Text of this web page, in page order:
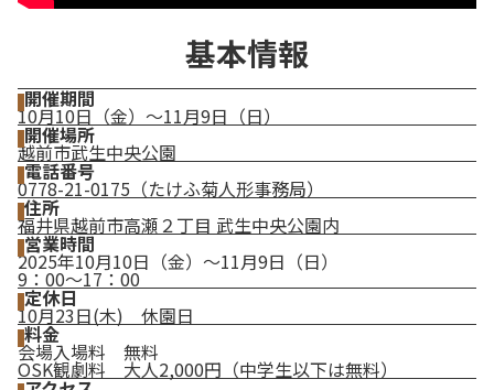
基本情報
開催期間
10月10日（金）～11月9日（日）
開催場所
越前市武生中央公園
電話番号
0778-21-0175（たけふ菊人形事務局）
住所
福井県越前市高瀬２丁目 武生中央公園内
営業時間
2025年10月10日（金）～11月9日（日）
9：00～17：00
定休日
10月23日(木) 休園日
料金
会場入場料 無料
OSK観劇料 大人2,000円（中学生以下は無料）